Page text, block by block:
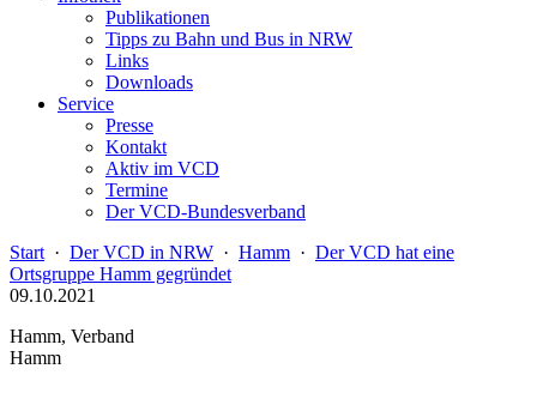
Publikationen
Tipps zu Bahn und Bus in NRW
Links
Downloads
Service
Presse
Kontakt
Aktiv im VCD
Termine
Der VCD-Bundesverband
Start · Der VCD in NRW · Hamm · Der VCD hat eine
Ortsgruppe Hamm gegründet
09.10.2021
Hamm, Verband
Hamm